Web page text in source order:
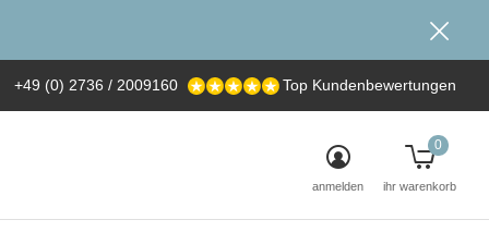
anmelden ihr warenkorb
0
+49 (0) 2736 / 2009160 Top Kundenbewertungen